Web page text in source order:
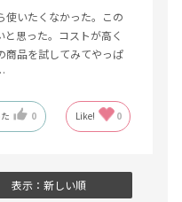
使いたくなかった。この
思った。コストが高く
商品を試してみてやっぱ
0 Like! 0
表示：新しい順